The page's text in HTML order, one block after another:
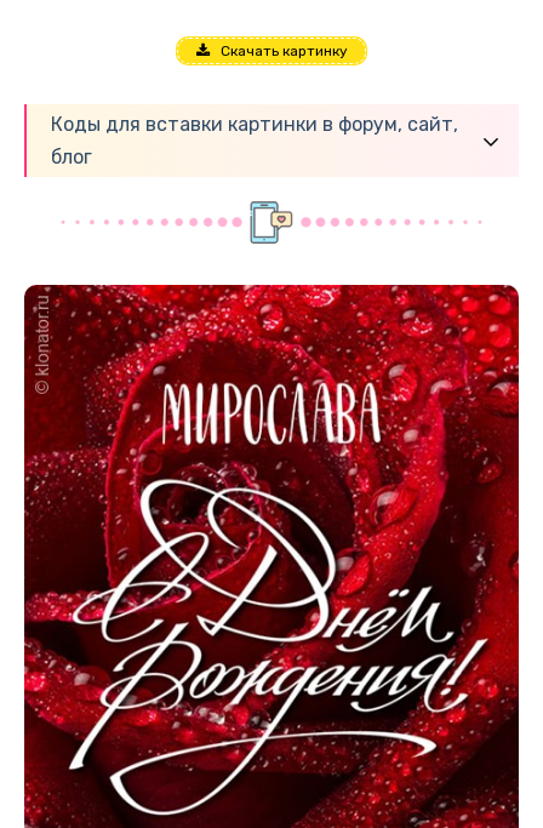
Скачать картинку
Коды для вставки картинки в форум, сайт,
блог